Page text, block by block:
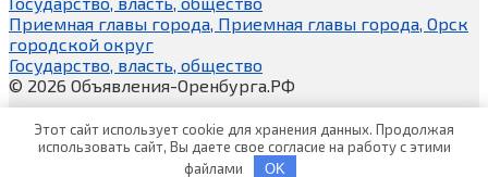
Приемная главы города, Приемная главы города, Орск
городской округ
Государство, власть, общество
© 2026 Объявления-Оренбурга.РФ
Этот сайт использует cookie для хранения данных. Продолжая
использовать сайт, Вы даете свое согласие на работу с этими
файлами
OK